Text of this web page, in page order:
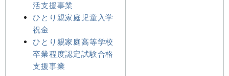
活支援事業
ひとり親家庭児童入学
祝金
ひとり親家庭高等学校
卒業程度認定試験合格
支援事業